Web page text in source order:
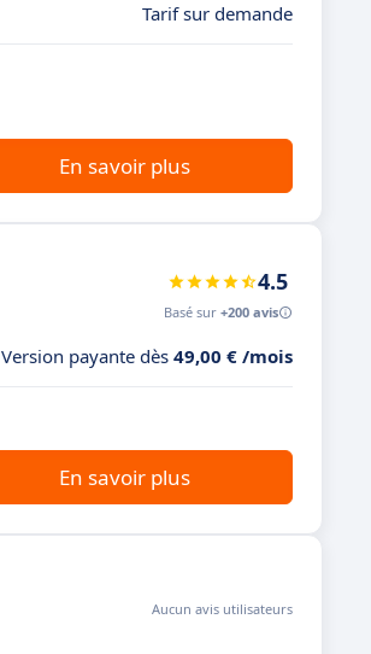
Tarif sur demande
En savoir plus
4.5
Basé sur +200 avis
Version payante dès 49,00 € /mois
En savoir plus
Aucun avis utilisateurs